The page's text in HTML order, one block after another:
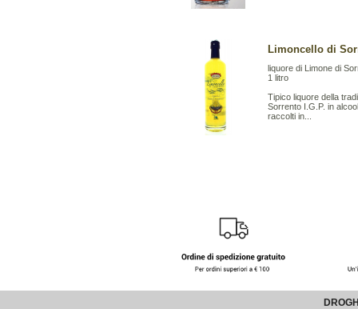
Limoncello di
liquore di Limone di
1 litro
Tipico liquore della
Sorrento I.G.P. in
raccolti in...